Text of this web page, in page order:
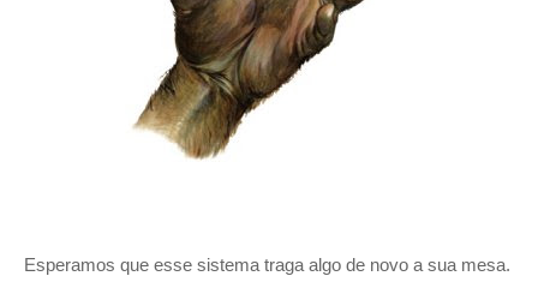
Esperamos que esse sistema traga algo de novo a sua mesa.